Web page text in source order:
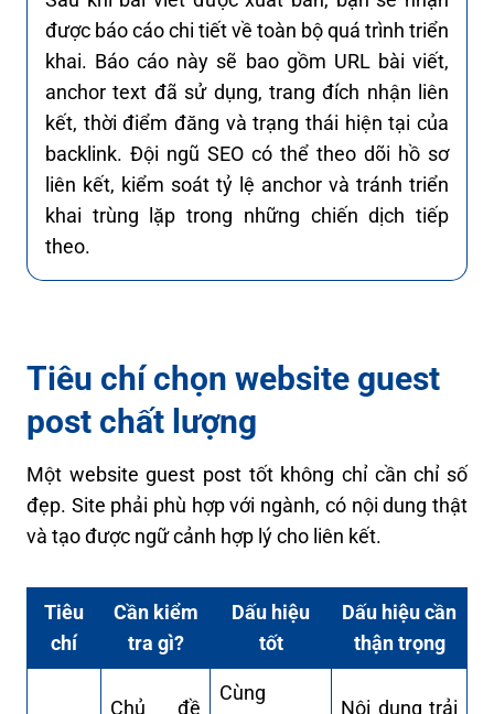
được báo cáo chi tiết về toàn bộ quá trình triển
khai. Báo cáo này sẽ bao gồm URL bài viết,
anchor text đã sử dụng, trang đích nhận liên
kết, thời điểm đăng và trạng thái hiện tại của
backlink. Đội ngũ SEO có thể theo dõi hồ sơ
liên kết, kiểm soát tỷ lệ anchor và tránh triển
khai trùng lặp trong những chiến dịch tiếp
theo.
Tiêu chí chọn website guest
post chất lượng
Một website guest post tốt không chỉ cần chỉ số
đẹp. Site phải phù hợp với ngành, có nội dung thật
và tạo được ngữ cảnh hợp lý cho liên kết.
Tiêu
chí
Cần kiểm
tra gì?
Dấu hiệu
tốt
Dấu hiệu cần
thận trọng
Chủ đề
Cùng
Nội dung trải